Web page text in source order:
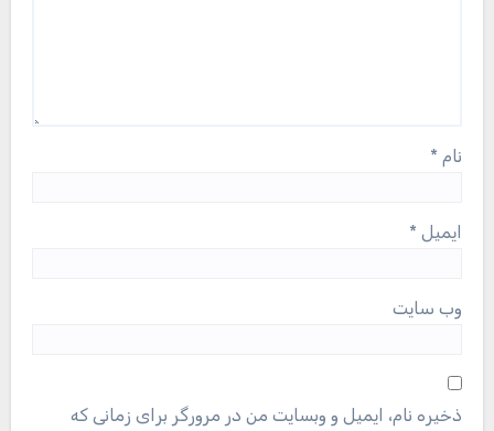
نام *
ایمیل *
وب‌ سایت
ذخیره نام، ایمیل و وبسایت من در مرورگر برای زمانی که